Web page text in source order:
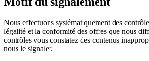
Nous effectuons systématiquement des
légalité et la conformité des offres que nous
contrôles vous constatez des contenus
nous le signaler.